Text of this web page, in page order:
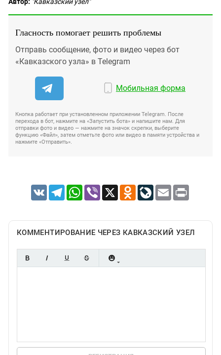
Гласность помогает решить проблемы
Отправь сообщение, фото и видео через бот
«Кавказского узла» в Telegram
Мобильная форма
Кнопка работает при установленном приложении Telegram. После
перехода в бот, нажмите на «Запустить бота» и напишите нам. Для
отправки фото и видео — нажмите на значок скрепки, выберите
функцию «Файл», затем отметьте фото или видео в памяти устройства и
нажмите «Отправить».
VK TelegramWhatsApp
Viber X Odnoklassniki
LiveJournal
Email Print
КОММЕНТИРОВАНИЕ ЧЕРЕЗ КАВКАЗСКИЙ УЗЕЛ